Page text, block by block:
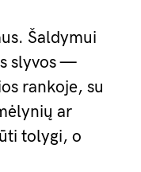
Šaldymui
slyvos —
rankoje, su
ar
tolygi, o